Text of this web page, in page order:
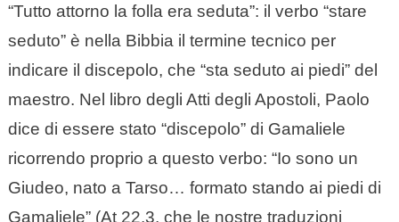
“Tutto attorno la folla era seduta”: il verbo “stare
seduto” è nella Bibbia il termine tecnico per
indicare il discepolo, che “sta seduto ai piedi” del
maestro. Nel libro degli Atti degli Apostoli, Paolo
dice di essere stato “discepolo” di Gamaliele
ricorrendo proprio a questo verbo: “Io sono un
Giudeo, nato a Tarso… formato stando ai piedi di
Gamaliele” (At 22,3, che le nostre traduzioni